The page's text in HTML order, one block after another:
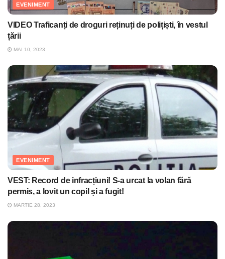
EVENIMENT
VIDEO Traficanți de droguri reținuți de polițiști, în vestul
țării
MAI 10, 2023
EVENIMENT
VEST: Record de infracțiuni! S-a urcat la volan fără
permis, a lovit un copil și a fugit!
MARTIE 28, 2023